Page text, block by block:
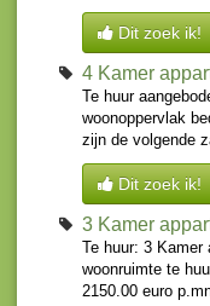
Dit zoek ik!
4 Kamer
Te huur
woonoppervlak
zijn de volgende
Dit zoek ik!
3 Kamer
Te huur: 3 Kamer
woonruimte te
2150.00 euro